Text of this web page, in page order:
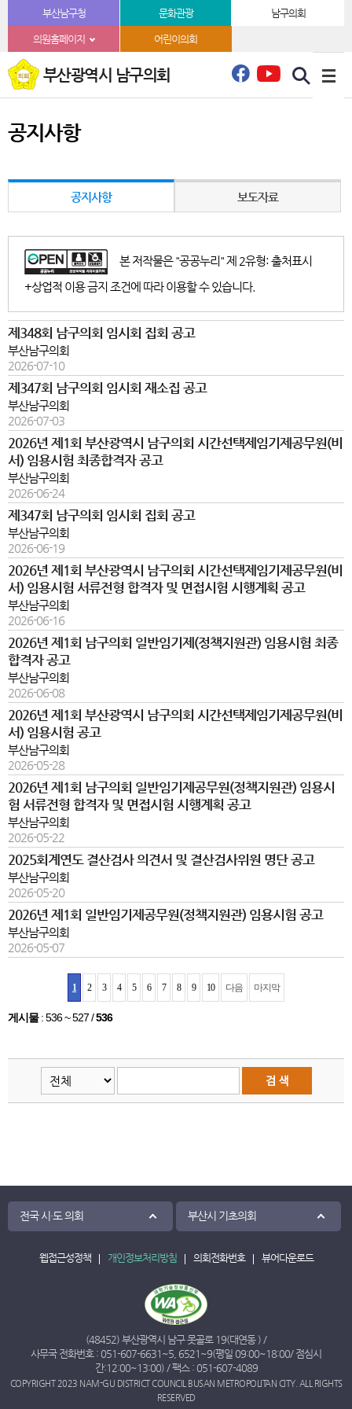
본문바로가기부산남구청 문화관광 남구의회
의원홈페이지 어린이의회
부산광역시 남구의회
공지사항
공지사항 보도자료
본 저작물은 "공공누리" 제 2유형: 출처표시
+상업적 이용 금지 조건에 따라 이용할 수 있습니다.
제348회 남구의회 임시회 집회 공고
부산남구의회
2026-07-10
제347회 남구의회 임시회 재소집 공고
부산남구의회
2026-07-03
2026년 제1회 부산광역시 남구의회 시간선택제임기제공무원(비
서) 임용시험 최종합격자 공고
부산남구의회
2026-06-24
제347회 남구의회 임시회 집회 공고
부산남구의회
2026-06-19
2026년 제1회 부산광역시 남구의회 시간선택제임기제공무원(비
서) 임용시험 서류전형 합격자 및 면접시험 시행계획 공고
부산남구의회
2026-06-16
2026년 제1회 남구의회 일반임기제(정책지원관) 임용시험 최종
합격자 공고
부산남구의회
2026-06-08
2026년 제1회 부산광역시 남구의회 시간선택제임기제공무원(비
서) 임용시험 공고
부산남구의회
2026-05-28
2026년 제1회 남구의회 일반임기제공무원(정책지원관) 임용시
험 서류전형 합격자 및 면접시험 시행계획 공고
부산남구의회
2026-05-22
2025회계연도 결산검사 의견서 및 결산검사위원 명단 공고
부산남구의회
2026-05-20
2026년 제1회 일반임기제공무원(정책지원관) 임용시험 공고
부산남구의회
2026-05-07
1 2 3 4 5 6 7 8 9 10 다음 마지막
게시물: 536 ~ 527 /536
전국 시·도 의회 부산시 기초의회
웹접근성정책 개인정보처리방침 의회전화번호 뷰어다운로드
(48452) 부산광역시 남구 못골로 19(대연동 ) /
사무국 전화번호 : 051-607-6631 ~5 6521 ~9(평일 09:00~18:00/ 점심시
간:12:00~13:00) / 팩스 : 051-607-4089
COPYRIGHT 2023 NAM-GU DISTRICT COUNCIL BUSAN METROPOLITAN CITY. ALL RIGHTS
RESERVED